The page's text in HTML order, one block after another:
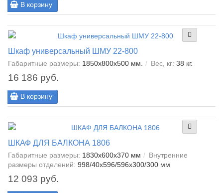
В корзину
Шкаф универсальный ШМУ 22-800
Габаритные размеры: 1850x800x500 мм. Вес, кг: 38 кг.
16 186 руб.
В корзину
ШКАФ ДЛЯ БАЛКОНА 1806
Габаритные размеры: 1830x600x370 мм
Внутренние
размеры отделений: 998/40x596/596x300/300 мм
12 093 руб.